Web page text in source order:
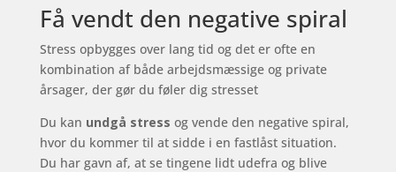
Få vendt den negative spiral
Stress opbygges over lang tid og det er ofte en
kombination af både arbejdsmæssige og private
årsager, der gør du føler dig stresset
Du kan undgå stress og vende den negative spiral,
hvor du kommer til at sidde i en fastlåst situation.
Du har gavn af, at se tingene lidt udefra og blive